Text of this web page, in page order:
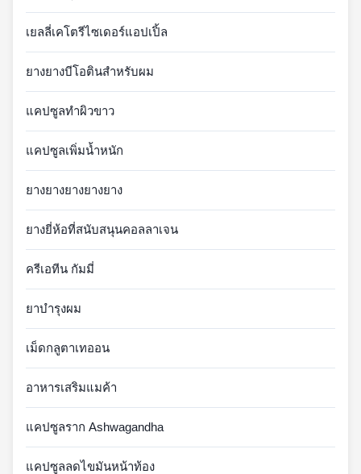
เยลลี่เคโตรีไซเดอร์แอปเปิ้ล
ยางยางบีโอตินสําหรับผม
แคปซูลทําผิวขาว
แคปซูลเพิ่มน้ำหนัก
ยางยางยางยางยาง
ยางยี่ห้อที่สนับสนุนคอลลาเจน
ครีเอทีน กัมมี่
ยาบํารุงผม
เม็ดกลูตาเทออน
อาหารเสริมแมค้า
แคปซูลราก Ashwagandha
แคปซูลลดไขมันหน้าท้อง